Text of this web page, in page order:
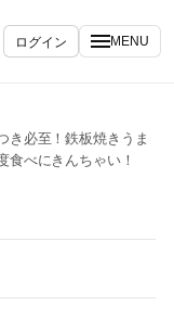
ログイン MENU
き必至！鉄板焼きうま
べにきんちゃい！